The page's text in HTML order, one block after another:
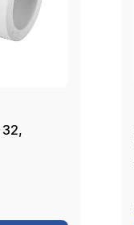
32,